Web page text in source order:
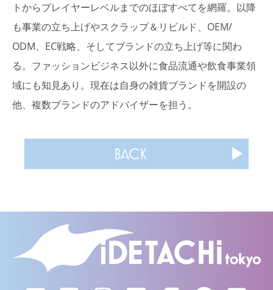
トからプレイヤーレベルまでのほぼすべてを網羅。以降
も事業の立ち上げやスクラップ＆リビルド、OEM/
ODM、EC戦略、そしてブランドの立ち上げ等に関わ
る。ファッションビジネス以外に食品流通や飲食事業領
域にも知見あり。現在は自身の雑貨ブランドを開設の
他、複数ブランドのアドバイザーを担う。
BACK